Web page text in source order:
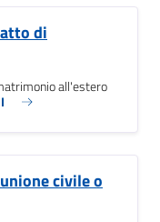
di
all'estero
civile o